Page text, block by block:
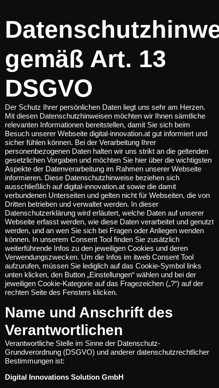
gemäß Art. 13
DSGVO
Der Schutz Ihrer persönlichen Daten liegt uns sehr am Herzen.
Mit diesen Datenschutzhinweisen möchten wir Ihnen sämtliche
relevanten Informationen bereitstellen, damit Sie sich beim
Besuch unserer Webseite digital-innovation.at gut informiert und
sicher fühlen können. Bei der Verarbeitung Ihrer
personenbezogenen Daten halten wir uns strikt an die geltenden
gesetzlichen Vorgaben und möchten Sie hier über die wichtigsten
Aspekte der Datenverarbeitung im Rahmen unserer Webseite
informieren. Diese Datenschutzhinweise beziehen sich
ausschließlich auf digital-innovation.at sowie die damit
verbundenen Unterseiten und gelten nicht für Webseiten, die von
Dritten betrieben und verwaltet werden. In dieser
Datenschutzerklärung wird erläutert, welche Daten auf unserer
Webseite erfasst werden, wie diese Daten verarbeitet und genutzt
werden, und an wen Sie sich bei Fragen oder Anliegen wenden
können. In unserem Consent Tool finden Sie zusätzlich
weiterführende Infos zu den jeweiligen Cookies und deren
Verwendungszwecken. Um die Infos im itweb Consent Tool
aufzurufen, müssen Sie lediglich auf das Cookie-Symbol links
unten klicken, den Button „Einstellungen“ wählen und bei der
jeweiligen Cookie-Kategorie auf das Fragezeichen („?“) auf der
rechten Seite des Fensters klicken.
Name und Anschrift des
Verantwortlichen
Verantwortliche Stelle im Sinne der Datenschutz-
Grundverordnung (DSGVO) und anderer datenschutzrechtlicher
Bestimmungen ist:
Digital Innovations Solution GmbH